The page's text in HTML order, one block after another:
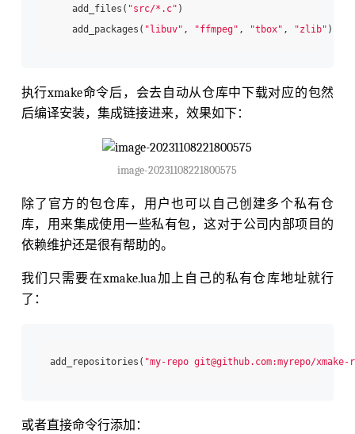
add_files( "src/*.c" )
add_packages( "libuv" , "ffmpeg" , "tbox" , "zlib"
执行xmake命令后，会去自动从仓库中下载对应的包然
后编译安装，集成链接进来，效果如下：
image-20231108221800575
除了官方的包仓库，用户也可以自己创建多个私有仓
库，用来集成使用一些私有包，这对于公司内部项目的
依赖维护还是很有帮助的。
我们只需要在xmake.lua加上自己的私有仓库地址就行
了：
add_repositories( "my-repo git@github.com:myrepo/
或者直接命令行添加：